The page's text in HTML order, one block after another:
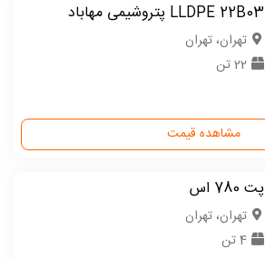
LLDPE 22B03 پتروشیمی مهاباد
تهران، تهران
22 تن
مشاهده قیمت
پت 780 اس
تهران، تهران
4 تن